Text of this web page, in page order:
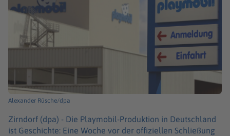
Alexander Rüsche/dpa
Zirndorf (dpa) - Die Playmobil-Produktion in Deutschland
ist Geschichte: Eine Woche vor der offiziellen Schließung